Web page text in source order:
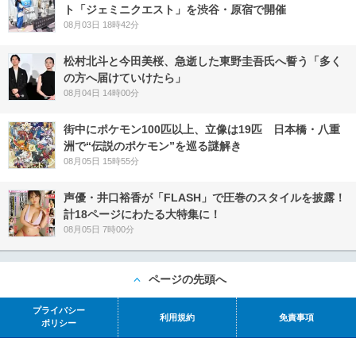
ト「ジェミニクエスト」を渋谷・原宿で開催
08月03日 18時42分
松村北斗と今田美桜、急逝した東野圭吾氏へ誓う「多く
の方へ届けていけたら」
08月04日 14時00分
街中にポケモン100匹以上、立像は19匹 日本橋・八重
洲で“伝説のポケモン”を巡る謎解き
08月05日 15時55分
声優・井口裕香が「FLASH」で圧巻のスタイルを披露！
計18ページにわたる大特集に！
08月05日 7時00分
ページの先頭へ
プライバシー
ポリシー
利用規約 免責事項